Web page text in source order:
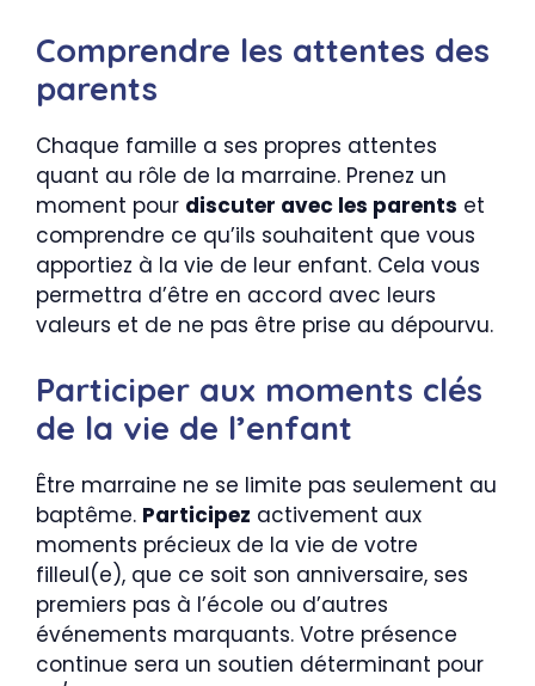
Comprendre les attentes des
parents
Chaque famille a ses propres attentes
quant au rôle de la marraine. Prenez un
moment pour discuter avec les parents et
comprendre ce qu’ils souhaitent que vous
apportiez à la vie de leur enfant. Cela vous
permettra d’être en accord avec leurs
valeurs et de ne pas être prise au dépourvu.
Participer aux moments clés
de la vie de l’enfant
Être marraine ne se limite pas seulement au
baptême. Participez activement aux
moments précieux de la vie de votre
filleul(e), que ce soit son anniversaire, ses
premiers pas à l’école ou d’autres
événements marquants. Votre présence
continue sera un soutien déterminant pour